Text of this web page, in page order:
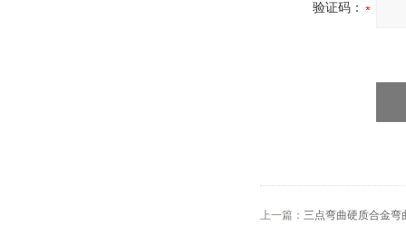
验证码：
上一篇： 三点弯曲硬质合金弯